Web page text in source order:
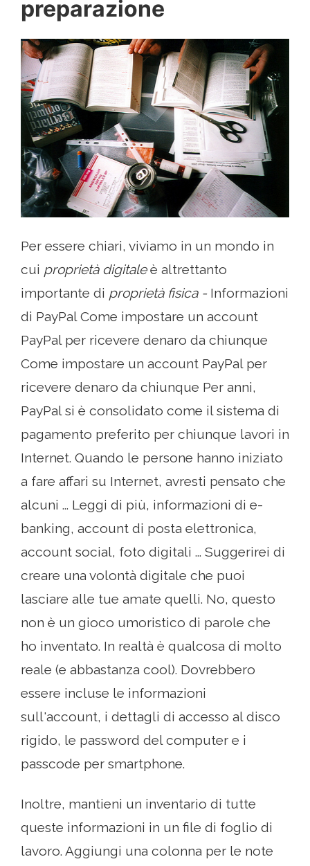
preparazione
Per essere chiari, viviamo in un mondo in
cui proprietà digitaleè altrettanto
importante di proprietà fisica - Informazioni
di PayPal Come impostare un account
PayPal per ricevere denaro da chiunque
Come impostare un account PayPal per
ricevere denaro da chiunque Per anni,
PayPal si è consolidato come il sistema di
pagamento preferito per chiunque lavori in
Internet. Quando le persone hanno iniziato
a fare affari su Internet, avresti pensato che
alcuni ... Leggi di più, informazioni di e-
banking, account di posta elettronica,
account social, foto digitali ... Suggerirei di
creare una volontà digitale che puoi
lasciare alle tue amate quelli. No, questo
non è un gioco umoristico di parole che
ho inventato. In realtà è qualcosa di molto
reale (e abbastanza cool). Dovrebbero
essere incluse le informazioni
sull'account, i dettagli di accesso al disco
rigido, le password del computer e i
passcode per smartphone.
Inoltre, mantieni un inventario di tutte
queste informazioni in un file di foglio di
lavoro. Aggiungi una colonna per le note